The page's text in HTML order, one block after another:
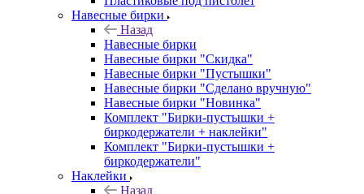
Навесные бирки
Назад
Навесные бирки
Навесные бирки "Скидка"
Навесные бирки "Пустышки"
Навесные бирки "Сделано вручную"
Навесные бирки "Новинка"
Комплект "Бирки-пустышки +
биркодержатели + наклейки"
Комплект "Бирки-пустышки +
биркодержатели"
Наклейки
Назад